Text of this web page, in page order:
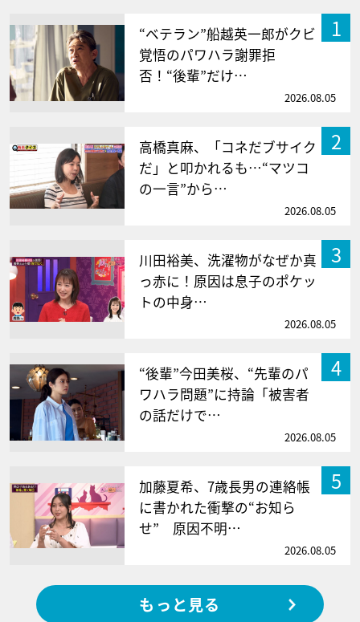
1
“ベテラン”船越英一郎がクビ
覚悟のパワハラ謝罪拒
否！“後輩”だけ…
2026.08.05
2
高橋真麻、「コネだブサイク
だ」と叩かれるも…“マツコ
の一言”から…
2026.08.05
3
川田裕美、洗濯物がなぜか真
っ赤に！原因は息子のポケッ
トの中身…
2026.08.05
4
“後輩”今田美桜、“先輩のパ
ワハラ問題”に持論「被害者
の話だけで…
2026.08.05
5
加藤夏希、7歳長男の連絡帳
に書かれた衝撃の“お知ら
せ” 原因不明…
2026.08.05
もっと見る